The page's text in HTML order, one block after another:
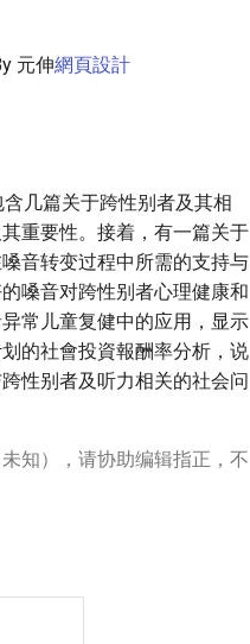
元伸網頁設計
几篇关于跨性别者及其相
重要性。接着，有一篇关于
音转变过程中所需的支持与
嗓音对跨性别者心理健康和
常儿童复健中的应用，显示
的社會投資報酬率分析，说
性别者及听力相关的社会问
知），请协助编辑指正，不